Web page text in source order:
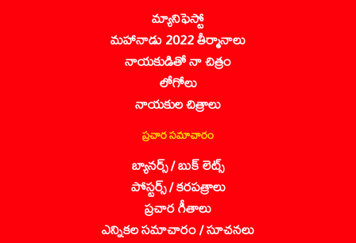
మ్యానిఫెస్టో
మహానాడు 2022 తీర్మానాలు
నాయకుడితో నా చిత్రం
లోగోలు
నాయకుల చిత్రాలు
ప్రచార సమాచారం
బ్యానర్స్ / బుక్ లెట్స్
పోస్టర్స్ / కరపత్రాలు
ప్రచార గీతాలు
ఎన్నికల సమాచారం / సూచనలు